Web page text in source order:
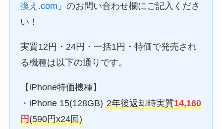
換え.com 」のお問い合わせ欄にご記入くださ
い！
実質12円・24円・一括1円・特価で発売され
る機種は以下の通りです。
【iPhone特価機種】
・iPhone 15(128GB)2年後返却時実質14,160
円(590円x24回)